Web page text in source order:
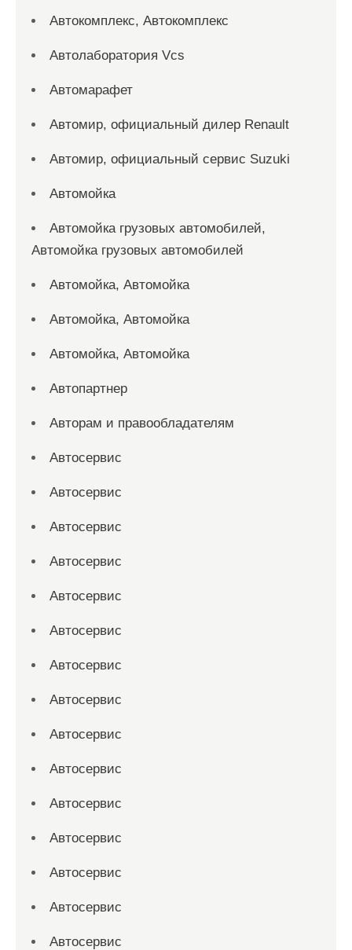
Автокомплекс, Автокомплекс
Автолаборатория Vcs
Автомарафет
Автомир, официальный дилер Renault
Автомир, официальный сервис Suzuki
Автомойка
Автомойка грузовых автомобилей,
Автомойка грузовых автомобилей
Автомойка, Автомойка
Автомойка, Автомойка
Автомойка, Автомойка
Автопартнер
Авторам и правообладателям
Автосервис
Автосервис
Автосервис
Автосервис
Автосервис
Автосервис
Автосервис
Автосервис
Автосервис
Автосервис
Автосервис
Автосервис
Автосервис
Автосервис
Автосервис